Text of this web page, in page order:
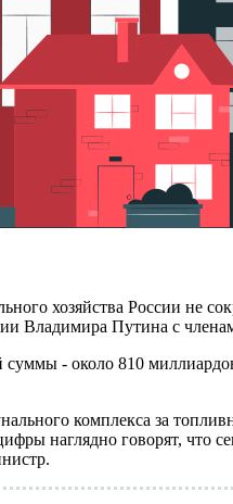
хозяйства России не
Владимира Путина с
суммы - около 810
комплекса за
наглядно говорят, что